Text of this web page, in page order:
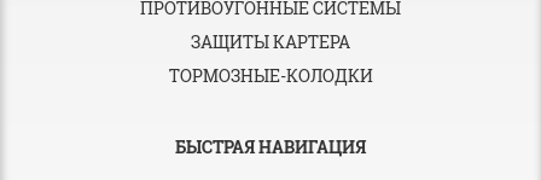
ПРОТИВОУГОННЫЕ СИСТЕМЫ
ЗАЩИТЫ КАРТЕРА
ТОРМОЗНЫЕ-КОЛОДКИ
БЫСТРАЯ НАВИГАЦИЯ